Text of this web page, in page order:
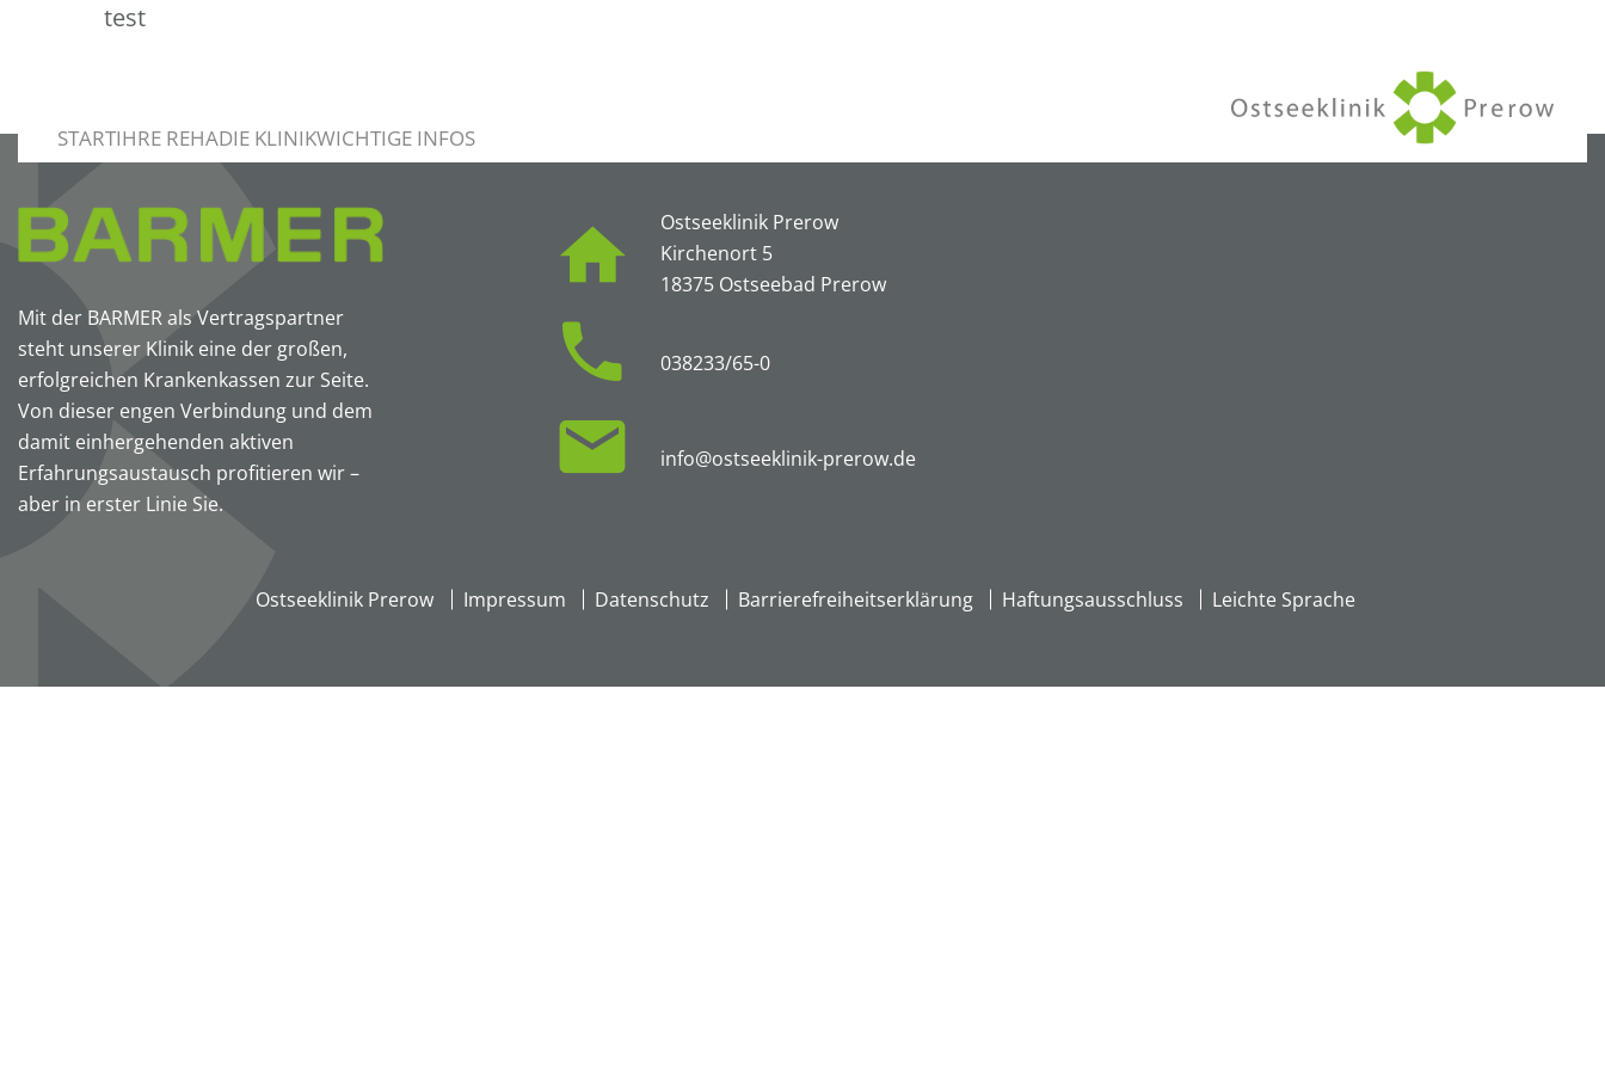
STARTIHRE REHADIE KLINIKWICHTIGE INFOS
test
Mit der BARMER als Vertragspartner
steht unserer Klinik eine der großen,
erfolgreichen Krankenkassen zur Seite.
Von dieser engen Verbindung und dem
damit einhergehenden aktiven
Erfahrungsaustausch profitieren wir –
aber in erster Linie Sie.
Ostseeklinik Prerow
Kirchenort 5
18375 Ostseebad Prerow
038233/65-0
info@ostseeklinik-prerow.de
Ostseeklinik Prerow Impressum Datenschutz Barrierefreiheitserklärung Haftungsausschluss Leichte Sprache